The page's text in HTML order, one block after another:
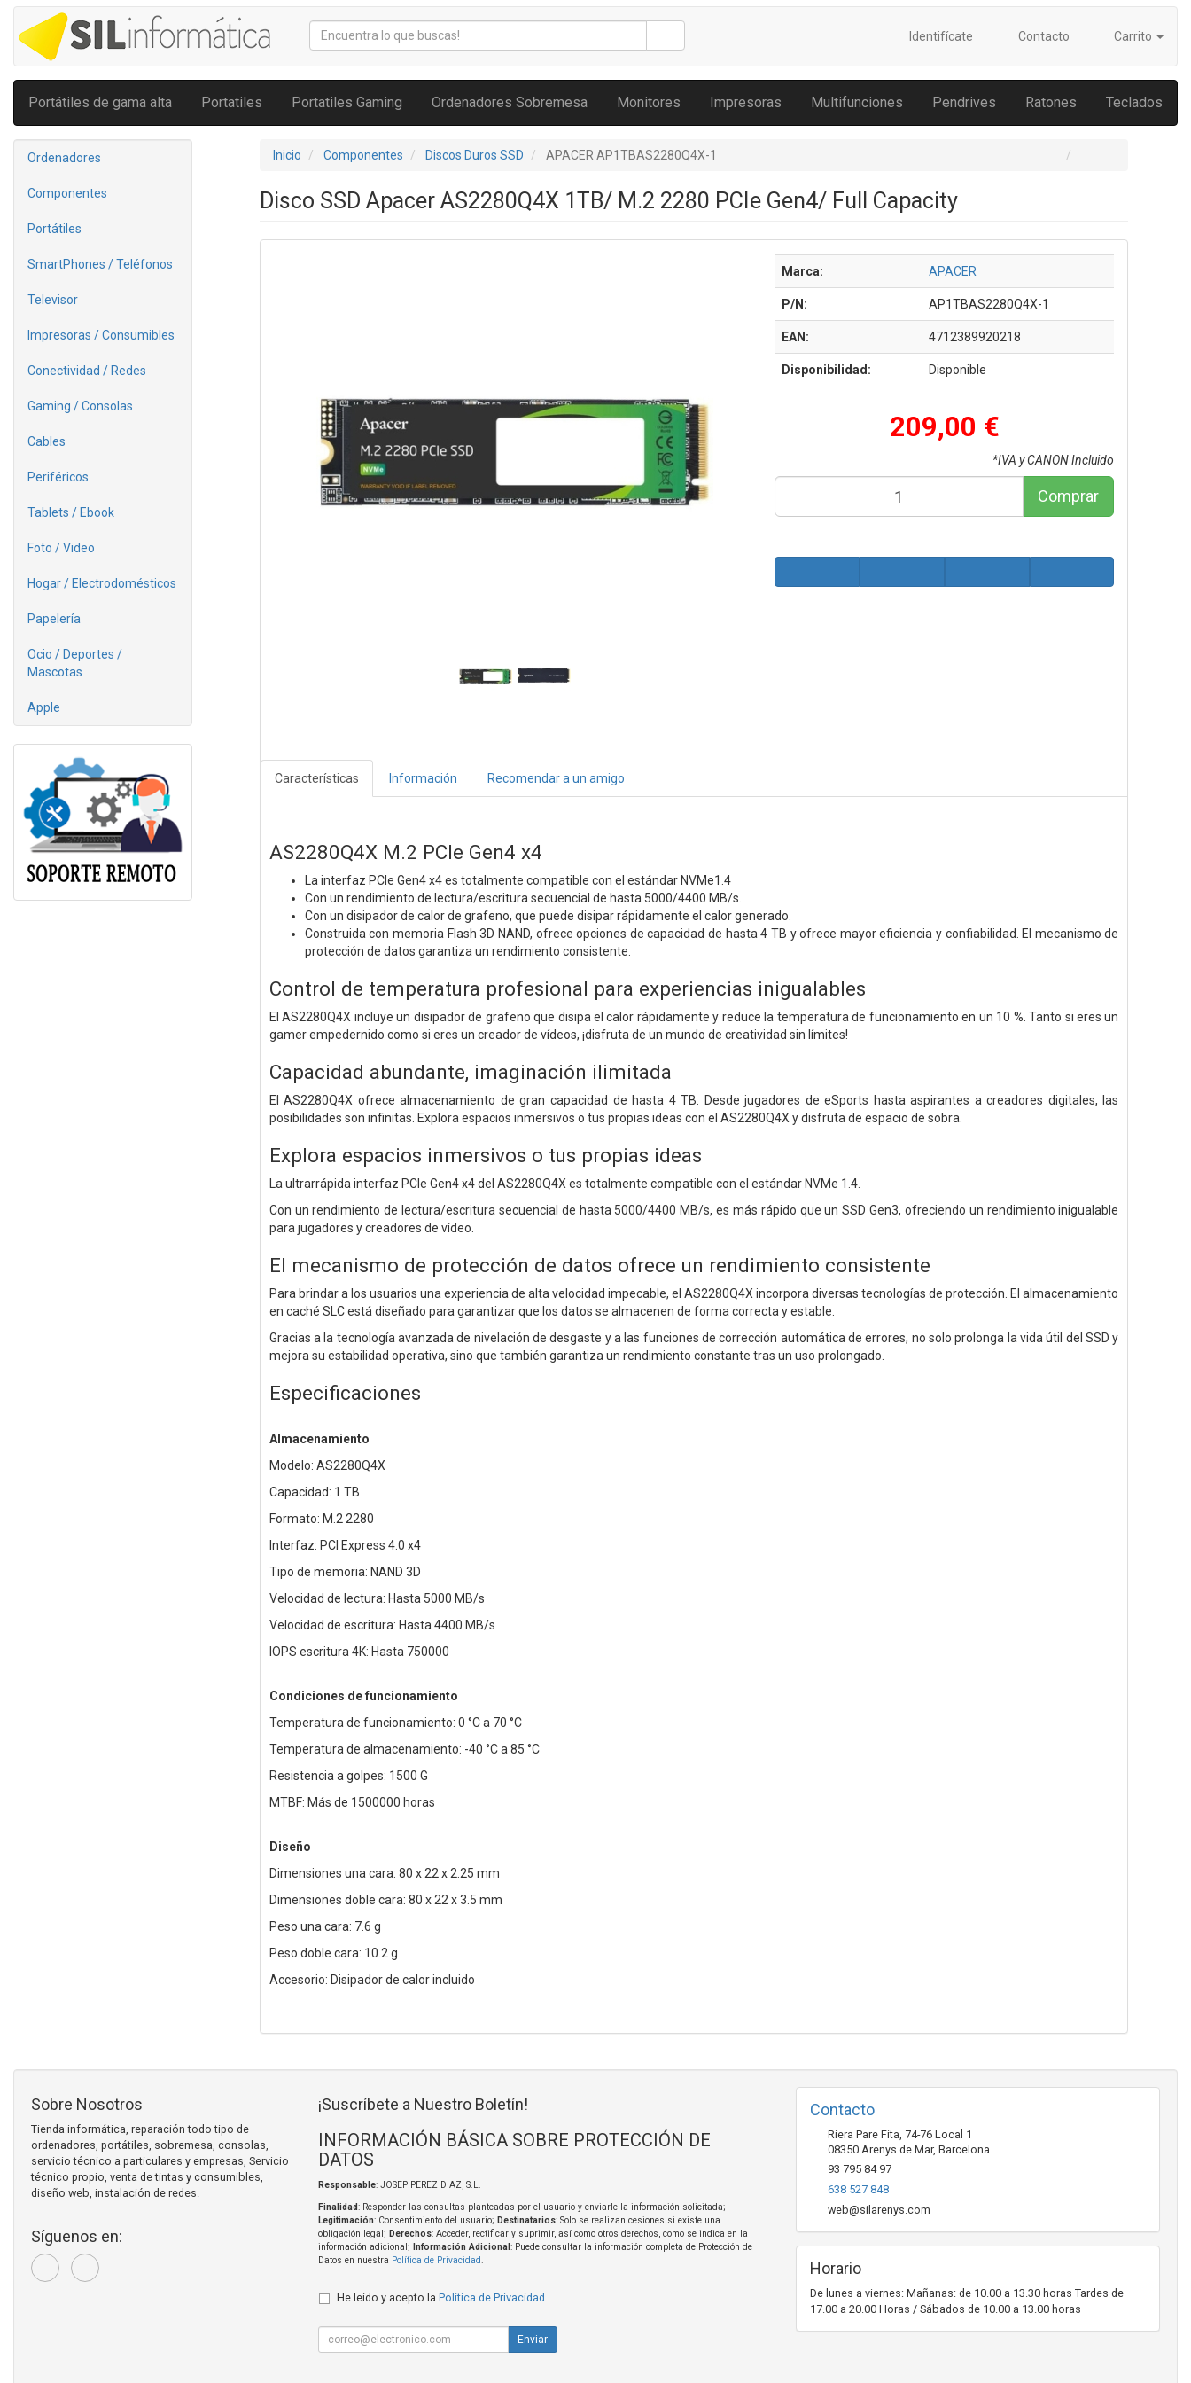
Identifícate Contacto Carrito
Portátiles de gama alta Portatiles Portatiles Gaming Ordenadores Sobremesa Monitores Impresoras Multifunciones Pendrives Ratones Teclados
Ordenadores
Componentes
Portátiles
SmartPhones / Teléfonos
Televisor
Impresoras / Consumibles
Conectividad / Redes
Gaming / Consolas
Cables
Periféricos
Tablets / Ebook
Foto / Video
Hogar / Electrodomésticos
Papelería
Ocio / Deportes /
Mascotas
Apple
Inicio Componentes Discos Duros SSD APACER AP1TBAS2280Q4X-1
Disco SSD Apacer AS2280Q4X 1TB/ M.2 2280 PCIe Gen4/ Full Capacity
Marca: APACER
P/N: AP1TBAS2280Q4X-1
EAN: 4712389920218
Disponibilidad: Disponible
209,00 €
*IVA y CANON Incluido
Comprar
Características Información Recomendar a un amigo
AS2280Q4X M.2 PCIe Gen4 x4
La interfaz PCIe Gen4 x4 es totalmente compatible con el estándar NVMe1.4
Con un rendimiento de lectura/escritura secuencial de hasta 5000/4400 MB/s.
Con un disipador de calor de grafeno, que puede disipar rápidamente el calor generado.
Construida con memoria Flash 3D NAND, ofrece opciones de capacidad de hasta 4 TB y ofrece mayor eficiencia y confiabilidad. El mecanismo de
protección de datos garantiza un rendimiento consistente.
Control de temperatura profesional para experiencias inigualables
El AS2280Q4X incluye un disipador de grafeno que disipa el calor rápidamente y reduce la temperatura de funcionamiento en un 10 %. Tanto si eres un
gamer empedernido como si eres un creador de vídeos, ¡disfruta de un mundo de creatividad sin límites!
Capacidad abundante, imaginación ilimitada
El AS2280Q4X ofrece almacenamiento de gran capacidad de hasta 4 TB. Desde jugadores de eSports hasta aspirantes a creadores digitales, las
posibilidades son infinitas. Explora espacios inmersivos o tus propias ideas con el AS2280Q4X y disfruta de espacio de sobra.
Explora espacios inmersivos o tus propias ideas
La ultrarrápida interfaz PCIe Gen4 x4 del AS2280Q4X es totalmente compatible con el estándar NVMe 1.4.
Con un rendimiento de lectura/escritura secuencial de hasta 5000/4400 MB/s, es más rápido que un SSD Gen3, ofreciendo un rendimiento inigualable
para jugadores y creadores de vídeo.
El mecanismo de protección de datos ofrece un rendimiento consistente
Para brindar a los usuarios una experiencia de alta velocidad impecable, el AS2280Q4X incorpora diversas tecnologías de protección. El almacenamiento
en caché SLC está diseñado para garantizar que los datos se almacenen de forma correcta y estable.
Gracias a la tecnología avanzada de nivelación de desgaste y a las funciones de corrección automática de errores, no solo prolonga la vida útil del SSD y
mejora su estabilidad operativa, sino que también garantiza un rendimiento constante tras un uso prolongado.
Especificaciones
Almacenamiento
Modelo: AS2280Q4X
Capacidad: 1 TB
Formato: M.2 2280
Interfaz: PCI Express 4.0 x4
Tipo de memoria: NAND 3D
Velocidad de lectura: Hasta 5000 MB/s
Velocidad de escritura: Hasta 4400 MB/s
IOPS escritura 4K: Hasta 750000
Condiciones de funcionamiento
Temperatura de funcionamiento: 0 °C a 70 °C
Temperatura de almacenamiento: -40 °C a 85 °C
Resistencia a golpes: 1500 G
MTBF: Más de 1500000 horas
Diseño
Dimensiones una cara: 80 x 22 x 2.25 mm
Dimensiones doble cara: 80 x 22 x 3.5 mm
Peso una cara: 7.6 g
Peso doble cara: 10.2 g
Accesorio: Disipador de calor incluido
Sobre Nosotros
Tienda informática, reparación todo tipo de
ordenadores, portátiles, sobremesa, consolas,
servicio técnico a particulares y empresas, Servicio
técnico propio, venta de tintas y consumibles,
diseño web, instalación de redes.
Síguenos en:
¡Suscríbete a Nuestro Boletín!
INFORMACIÓN BÁSICA SOBRE PROTECCIÓN DE
DATOS
Responsable: JOSEP PEREZ DIAZ, S.L.
Finalidad: Responder las consultas planteadas por el usuario y enviarle la información solicitada;
Legitimación: Consentimiento del usuario; Destinatarios: Solo se realizan cesiones si existe una
obligación legal; Derechos: Acceder, rectificar y suprimir, así como otros derechos, como se indica en la
información adicional;
Información Adicional : Puede consultar la información completa de Protección de
Datos en nuestra Política de Privacidad.
He leído y acepto la Política de Privacidad .
Enviar
Contacto
Riera Pare Fita, 74-76 Local 1
08350 Arenys de Mar, Barcelona
93 795 84 97
638 527 848
web@silarenys.com
Horario
De lunes a viernes: Mañanas: de 10.00 a 13.30 horas Tardes de
17.00 a 20.00 Horas / Sábados de 10.00 a 13.00 horas